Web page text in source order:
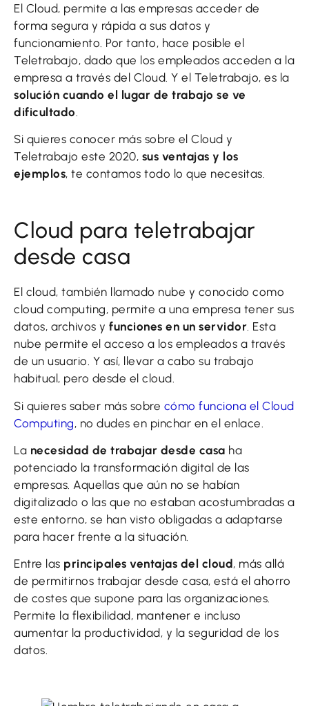
El Cloud, permite a las empresas acceder de
forma segura y rápida a sus datos y
funcionamiento. Por tanto, hace posible el
Teletrabajo, dado que los empleados acceden a la
empresa a través del Cloud. Y el Teletrabajo, es la
solución cuando el lugar de trabajo se ve
dificultado
Si quieres conocer más sobre el Cloud y
Teletrabajo este 2020, sus ventajas y los
ejemplos, te contamos todo lo que necesitas.
Cloud para teletrabajar
desde casa
El cloud, también llamado nube y conocido como
cloud computing, permite a una empresa tener sus
datos, archivos y funciones en un servidor. Esta
nube permite el acceso a los empleados a través
de un usuario. Y así, llevar a cabo su trabajo
habitual, pero desde el cloud.
Si quieres saber más sobre cómo funciona el Cloud
Computing, no dudes en pinchar en el enlace.
La necesidad de trabajar desde casa ha
potenciado la transformación digital de las
empresas. Aquellas que aún no se habían
digitalizado o las que no estaban acostumbradas a
este entorno, se han visto obligadas a adaptarse
para hacer frente a la situación.
Entre las principales ventajas del cloud, más allá
de permitirnos trabajar desde casa, está el ahorro
de costes que supone para las organizaciones.
Permite la flexibilidad, mantener e incluso
aumentar la productividad, y la seguridad de los
datos.